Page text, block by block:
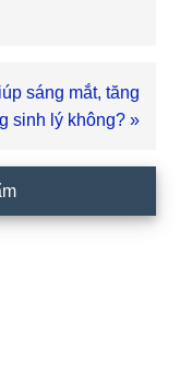
sáng mắt, tăng
sinh lý không? »